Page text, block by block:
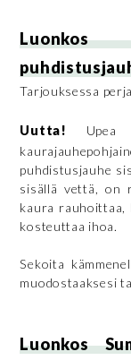
Luonkos
Tarjouksessa
Uutta! Upea
puhdistusjauhe
sisällä vettä, on
kaura rauhoittaa,
kosteuttaa ihoa.
Sekoita
muodostaaksesi
Luonkos